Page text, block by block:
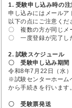
1. 受験申し込み時の注
申し込みにはメールア
以下の点にご注意くだ
〇 複数の方が同じメ
〇 一度登録が完了し
2. 試験スケジュール
〇 受験申し込み期間
令和8年7月22日（水
※試験センターホーム
から手続きを行います。
〇 受験票発送